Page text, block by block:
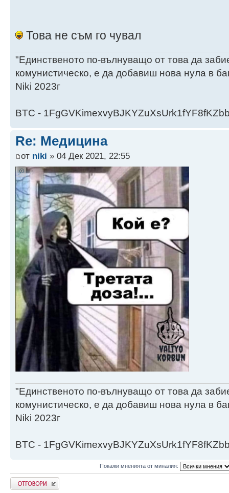
Това не съм го чувал
"Единственото по-вълнуващо от това да
комунистическо, е да добавиш нова нула в
Niki 2023г
BTC -
Re: Медицина
от niki » 04 Дек 2021, 22:55
"Единственото по-вълнуващо от това да
комунистическо, е да добавиш нова нула в
Niki 2023г
BTC -
Покажи мненията от миналия:
Напиши коментар